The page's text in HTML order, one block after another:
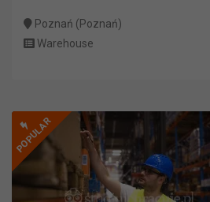
Poznań (Poznań)
Warehouse
POPULAR